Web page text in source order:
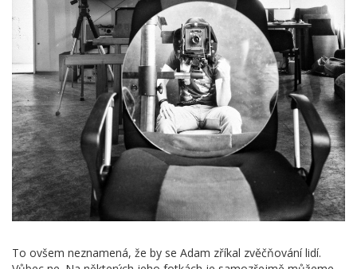
To ovšem neznamená, že by se Adam zříkal zvěčňování lidí.